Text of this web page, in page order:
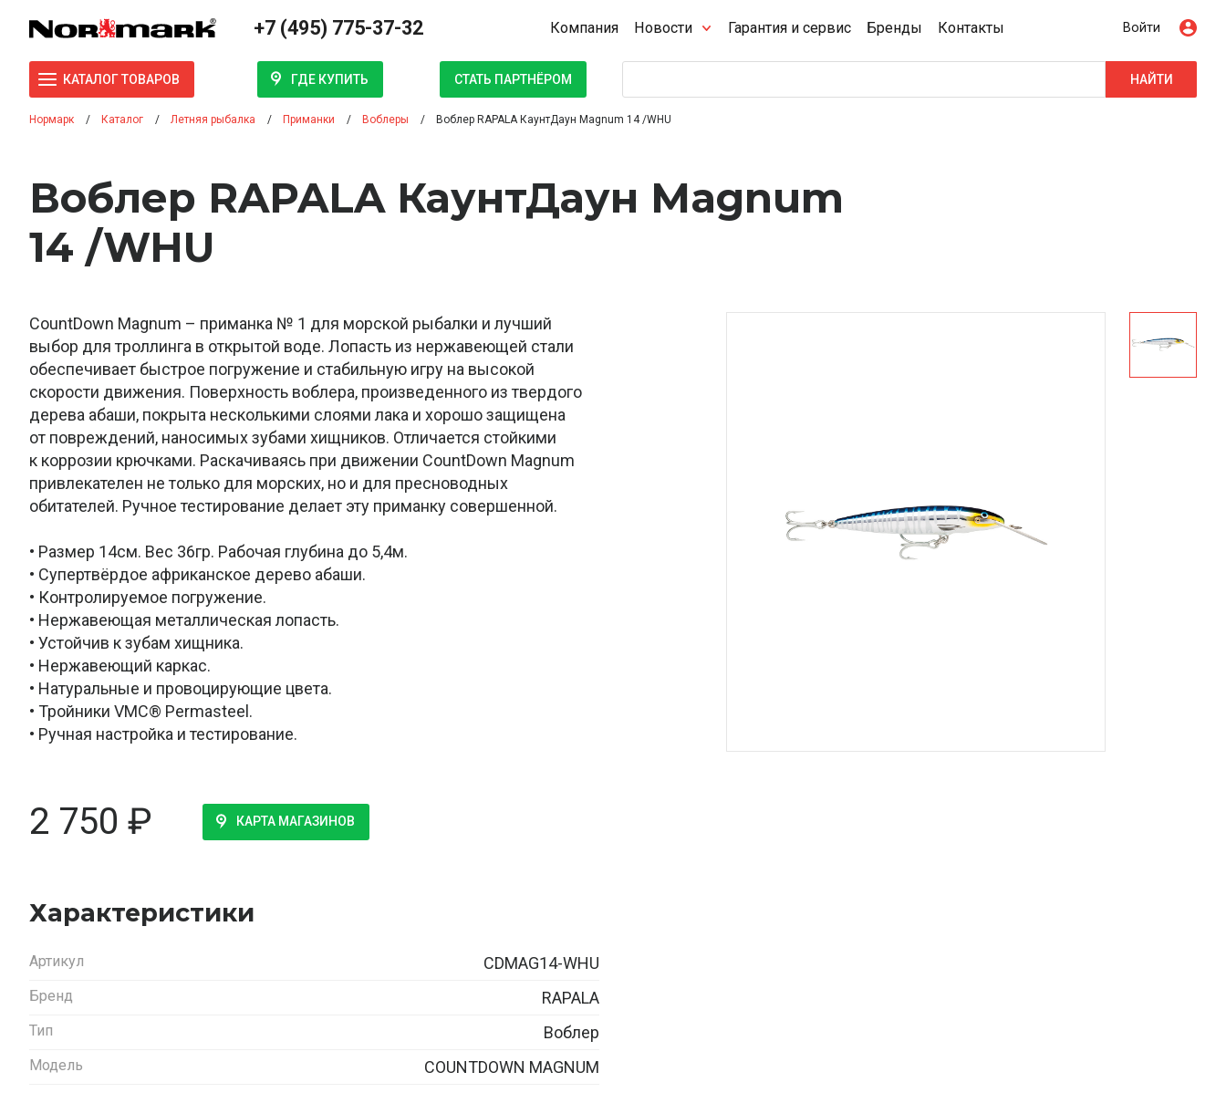
+7 (495) 775-37-32 Компания Новости Гарантия и сервис Бренды Контакты Войти
КАТАЛОГ ТОВАРОВ ГДЕ КУПИТЬ СТАТЬ ПАРТНЁРОМ НАЙТИ
Нормарк Каталог Летняя рыбалка Приманки Воблеры Воблер RAPALA КаунтДаун Magnum 14 /WHU
Воблер RAPALA КаунтДаун Magnum
14 /WHU
CountDown Magnum – приманка № 1 для морской рыбалки и лучший
выбор для троллинга в открытой воде. Лопасть из нержавеющей стали
обеспечивает быстрое погружение и стабильную игру на высокой
скорости движения. Поверхность воблера, произведенного из твердого
дерева абаши, покрыта несколькими слоями лака и хорошо защищена
от повреждений, наносимых зубами хищников. Отличается стойкими
к коррозии крючками. Раскачиваясь при движении CountDown Magnum
привлекателен не только для морских, но и для пресноводных
обитателей. Ручное тестирование делает эту приманку совершенной.
• Размер 14см. Вес 36гр. Рабочая глубина до 5,4м.
• Супертвёрдое африканское дерево абаши.
• Контролируемое погружение.
• Нержавеющая металлическая лопасть.
• Устойчив к зубам хищника.
• Нержавеющий каркас.
• Натуральные и провоцирующие цвета.
• Тройники VMC® Permasteel.
• Ручная настройка и тестирование.
2 750 ₽ КАРТА МАГАЗИНОВ
Характеристики
Артикул CDMAG14-WHU
Бренд RAPALA
Тип Воблер
Модель COUNTDOWN MAGNUM